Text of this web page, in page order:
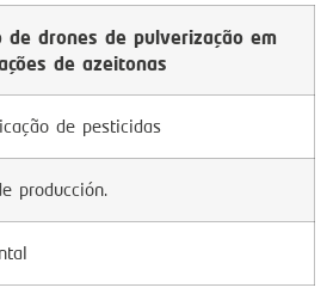
de drones de pulverização em
de azeitonas
de pesticidas
producción.